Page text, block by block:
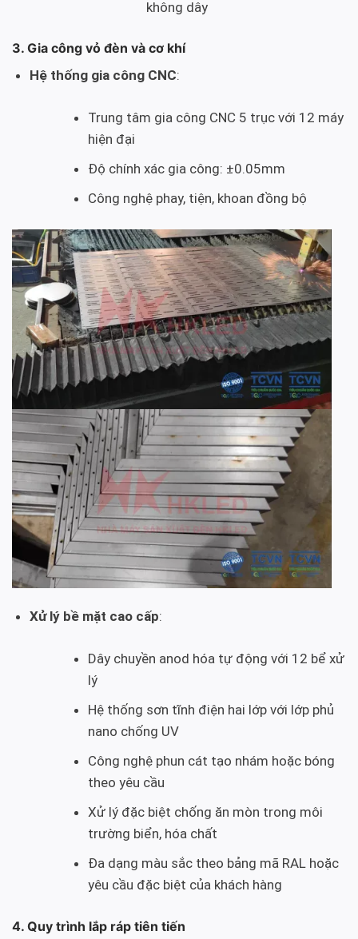
không dây
3. Gia công vỏ đèn và cơ khí
Hệ thống gia công CNC:
Trung tâm gia công CNC 5 trục với 12 máy
hiện đại
Độ chính xác gia công: ±0.05mm
Công nghệ phay, tiện, khoan đồng bộ
Xử lý bề mặt cao cấp:
Dây chuyền anod hóa tự động với 12 bể xử
lý
Hệ thống sơn tĩnh điện hai lớp với lớp phủ
nano chống UV
Công nghệ phun cát tạo nhám hoặc bóng
theo yêu cầu
Xử lý đặc biệt chống ăn mòn trong môi
trường biển, hóa chất
Đa dạng màu sắc theo bảng mã RAL hoặc
yêu cầu đặc biệt của khách hàng
4. Quy trình lắp ráp tiên tiến